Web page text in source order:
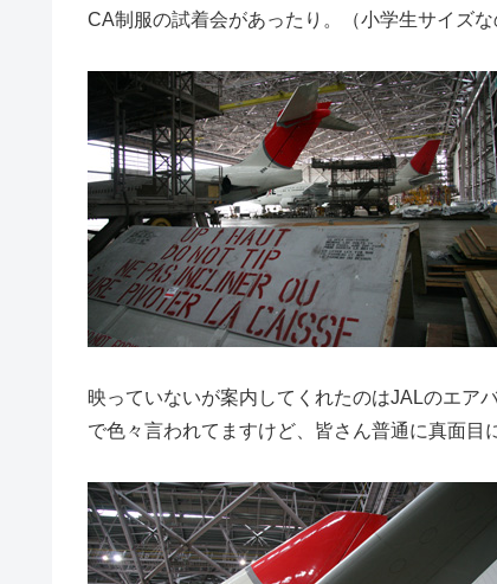
CA制服の試着会があったり。（小学生サイズな
映っていないが案内してくれたのはJALのエア
で色々言われてますけど、皆さん普通に真面目